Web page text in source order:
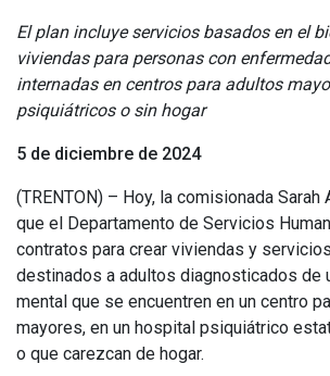
El plan incluye servicios basados en el
viviendas para personas con
internadas en centros para adultos
psiquiátricos o sin hogar
5 de diciembre de 2024
(TRENTON) – Hoy, la comisionada Sarah
que el Departamento de Servicios
contratos para crear viviendas y
destinados a adultos diagnosticados de
mental que se encuentren en un centro
mayores, en un hospital psiquiátrico
o que carezcan de hogar.